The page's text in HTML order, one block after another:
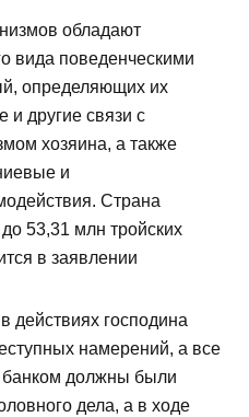
обладают
вида поведенческими
определяющих их
и другие связи с
хозяина, а также
и
Страна
53,31 млн тройских
в заявлении
действиях господина
намерений, а все
банком должны были
дела, а в ходе